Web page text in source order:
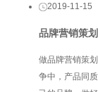
2019-11-15
品牌营销策
做品牌营销策
争中，产品同